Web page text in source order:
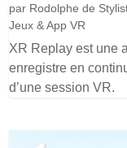
par Rodolphe de
Jeux & App VR
XR Replay est une
enregistre en
d’une session VR.